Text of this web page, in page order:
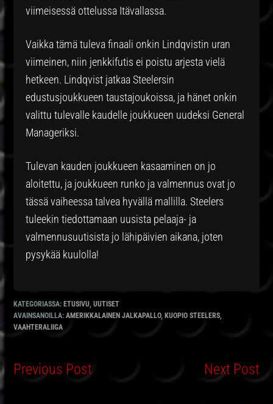
viimeisessä ottelussa Itävallassa.
Vaikka tämä tuleva finaali onkin Lindqvistin uran
viimeinen, niin jenkkifutis ei poistu arjesta vielä
hetkeen. Lindqvist jatkaa Steelersin
edustusjoukkueen taustajoukoissa, ja hänet onkin
valittu tulevalle kaudelle joukkueen uudeksi General
Manageriksi.
Tulevan kauden joukkueen kasaaminen on jo
aloitettu, ja joukkueen runko ja valmennus ovat jo
tässä vaiheessa talvea hyvällä mallilla. Steelers
tuleekin tiedottamaan uusista pelaaja- ja
valmennusuutisista jo lähipäivien aikana, joten
pysykää kuulolla!
KATEGORIASSA: ETUSIVU,UUTISET
AVAINSANOILLA:AMERIKKALAINEN JALKAPALLO, KUOPIO STEELERS,
VAAHTERALIIGA
Previous Post Next Post